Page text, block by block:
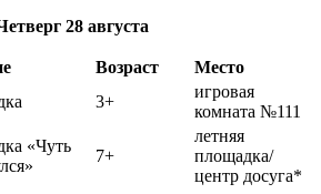
28 августа
Возраст
Место
3+
игровая
комната №111
«Чуть
7+
летняя
площадка/
центр досуга*